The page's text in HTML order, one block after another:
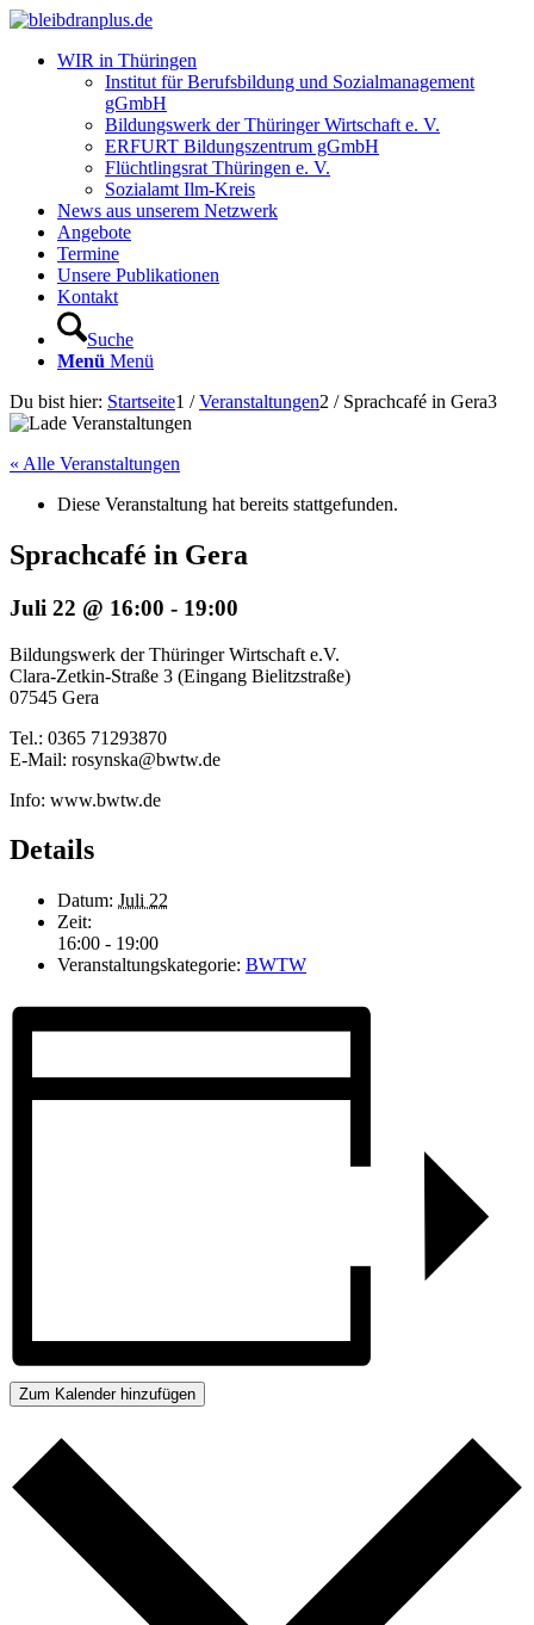
WIR in Thüringen
Institut für Berufsbildung und Sozialmanagement
gGmbH
Bildungswerk der Thüringer Wirtschaft e. V.
ERFURT Bildungszentrum gGmbH
Flüchtlingsrat Thüringen e. V.
Sozialamt Ilm-Kreis
News aus unserem Netzwerk
Angebote
Termine
Unsere Publikationen
Kontakt
Suche
Menü Menü
Du bist hier: Startseite1 / Veranstaltungen2 / Sprachcafé in Gera3
« Alle Veranstaltungen
Diese Veranstaltung hat bereits stattgefunden.
Sprachcafé in Gera
Juli 22 @ 16:00 - 19:00
Bildungswerk der Thüringer Wirtschaft e.V.
Clara-Zetkin-Straße 3 (Eingang Bielitzstraße)
07545 Gera
Tel.: 0365 71293870
E-Mail: rosynska@bwtw.de
Info: www.bwtw.de
Details
Datum: Juli 22
Zeit:
16:00 - 19:00
Veranstaltungskategorie: BWTW
Zum Kalender hinzufügen